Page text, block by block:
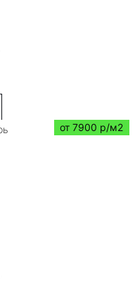
от 7900 р/м2